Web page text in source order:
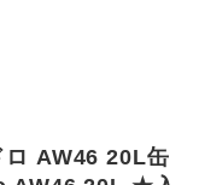
ロ AW46 20L缶